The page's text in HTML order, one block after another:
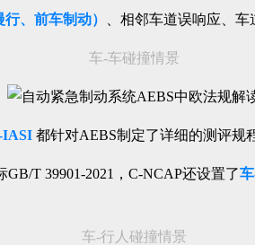
、前车制动） 、相邻车道误响应、
车-车碰撞情景
IASI 都针对AEBS制定了详细的测评规
T 39901-2021，C-NCAP还设置了
车-行人碰撞情景